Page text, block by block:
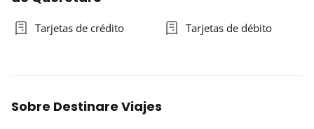
Tarjetas de crédito Tarjetas de débito
Sobre Destinare Viajes